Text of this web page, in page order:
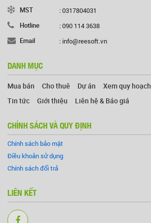
MST
: 0317804031
Hotline
: 090 114 3638
Email
: info@reesoft.vn
DANH MỤC
Mua bán Cho thuê Dự án Xem quy hoạch
Tin tức
Giới thiệu Liên hệ & Báo giá
CHÍNH SÁCH VÀ QUY ĐỊNH
Chính sách bảo mật
Điều khoản sử dụng
Chính sách đổi trả
LIÊN KẾT